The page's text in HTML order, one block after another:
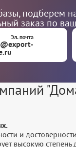
подберем
заказ по
Эл. почта
и
высокую